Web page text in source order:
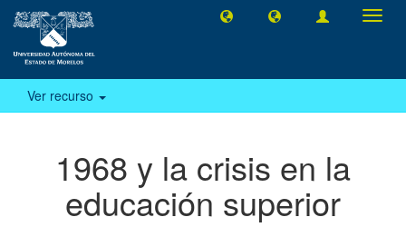
Ver recurso
1968 y la crisis en la
educación superior